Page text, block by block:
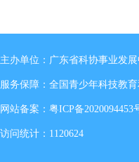
主办单位：广东省科协事业发展
服务保障：全国青少年科技教
网站备案： 粤ICP备2020094453
访问统计：1120624